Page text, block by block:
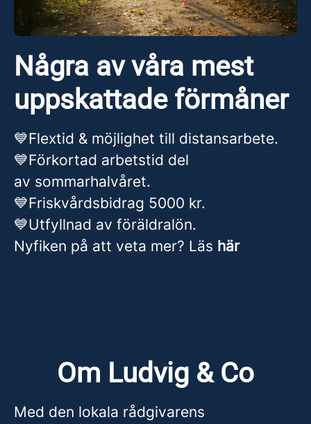
Några av våra mest
uppskattade förmåner
💙Flextid & möjlighet till distansarbete.
💙Förkortad arbetstid del
av sommarhalvåret.
💙Friskvårdsbidrag 5000 kr.
💙Utfyllnad av föräldralön.
Nyfiken på att veta mer? Läs här
Om Ludvig & Co
Med den lokala rådgivarens